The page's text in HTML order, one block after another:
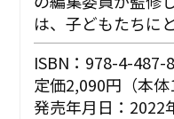
は、子どもたちに
ISBN：978-4-487-
定価2,090円（本体
発売年月日：2022